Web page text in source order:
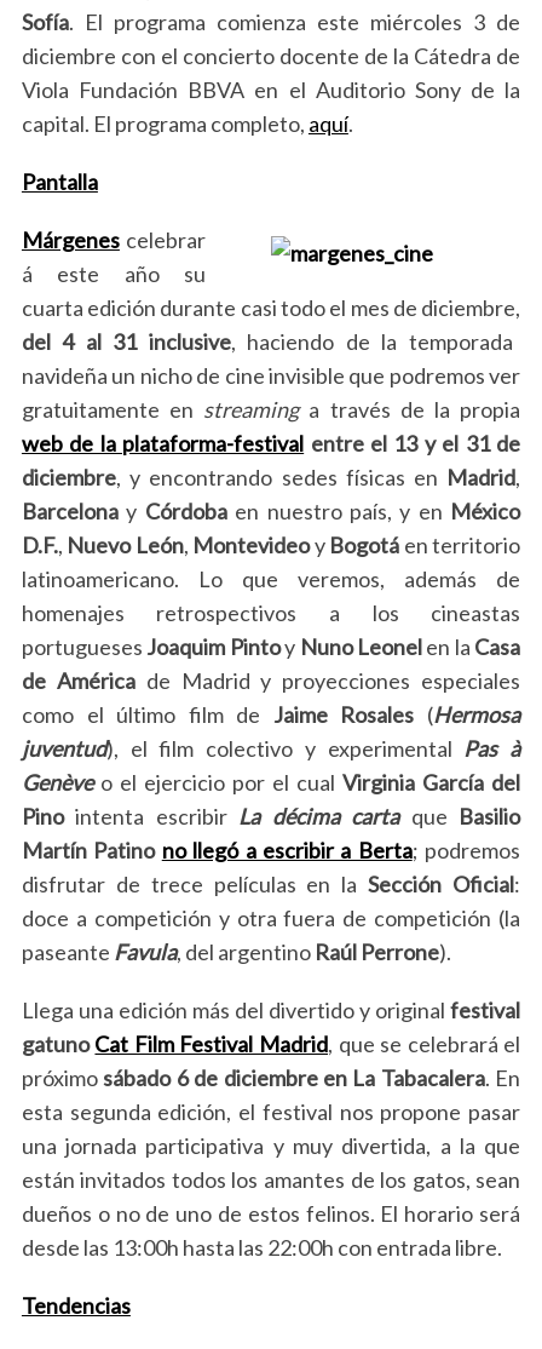
Sofía. El programa comienza este miércoles 3 de
diciembre con el concierto docente de la Cátedra de
Viola Fundación BBVA en el Auditorio Sony de la
capital. El programa completo, aquí.
Pantalla
Márgenes celebrar
á este año su
cuarta edición durante casi todo el mes de diciembre,
del 4 al 31 inclusive, haciendo de la temporada
navideña un nicho de cine invisible que podremos ver
gratuitamente en streaming a través de la propia
web de la plataforma-festival entre el 13 y el 31 de
diciembre, y encontrando sedes físicas en Madrid,
Barcelona y Córdoba en nuestro país, y en México
D.F., Nuevo León, Montevideoy Bogotá en territorio
latinoamericano. Lo que veremos, además de
homenajes retrospectivos a los cineastas
portugueses Joaquim Pintoy Nuno Leonelen la Casa
de Américade Madrid y proyecciones especiales
como el último film de Jaime Rosales (Hermosa
juventud), el film colectivo y experimental Pas à
Genèveo el ejercicio por el cualVirginia García del
Pinointenta escribir La décima cartaque Basilio
Martín Patino no llegó a escribir a Berta; podremos
disfrutar de trece películas en laSección Oficial:
doce a competición y otra fuera de competición (la
paseante Favula, del argentino Raúl Perrone).
Llega una edición más del divertido y originalfestival
gatunoCat Film Festival Madrid, que se celebrará el
próximosábado 6 de diciembre en La Tabacalera. En
esta segunda edición, el festival nos propone pasar
una jornada participativa y muy divertida, a la que
están invitados todos los amantes de los gatos, sean
dueños o no de uno de estos felinos. El horario será
desde las 13:00h hasta las 22:00h con entrada libre.
Tendencias
r
c
o
: